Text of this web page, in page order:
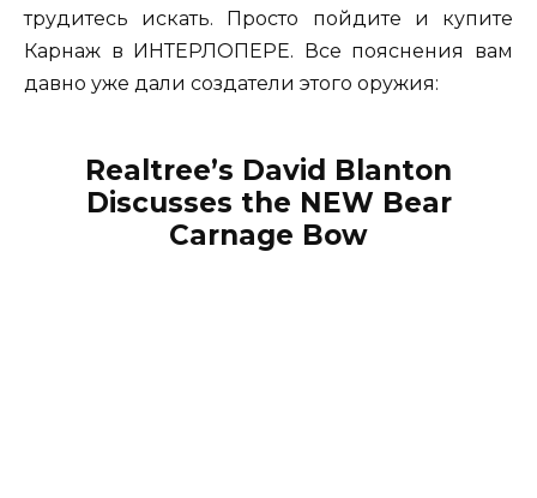
трудитесь искать. Просто пойдите и купите
Карнаж в ИНТЕРЛОПЕРЕ. Все пояснения вам
давно уже дали создатели этого оружия:
Realtree’s David Blanton
Discusses the NEW Bear
Carnage Bow